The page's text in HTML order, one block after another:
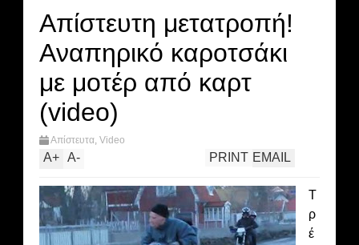
Απίστευτη μετατροπή!
Aναπηρικό καροτσάκι
με μοτέρ από καρτ
(video)
Απίστευτα, Video
A+ A- EMAIL
PRINT
Τ
ρ
έ